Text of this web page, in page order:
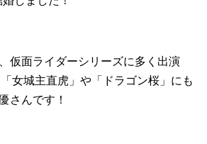
仮面ライダーシリーズに多く出演
女城主直虎」や「ドラゴン桜」にも
さんです！